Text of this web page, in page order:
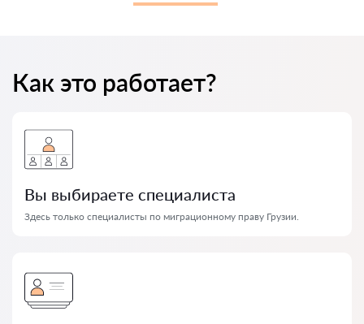
Как это работает?
Вы выбираете специалиста
Здесь только специалисты по миграционному праву Грузии.